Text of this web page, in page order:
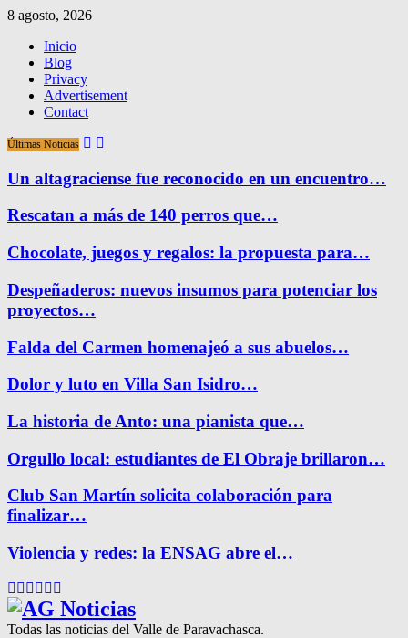
8 agosto, 2026
Inicio
Blog
Privacy
Advertisement
Contact
Últimas Noticias
Un altagraciense fue reconocido en un encuentro…
Rescatan a más de 140 perros que…
Chocolate, juegos y regalos: la propuesta para…
Despeñaderos: nuevos insumos para potenciar los
proyectos…
Falda del Carmen homenajeó a sus abuelos…
Dolor y luto en Villa San Isidro…
La historia de Anto: una pianista que…
Orgullo local: estudiantes de El Obraje brillaron…
Club San Martín solicita colaboración para
finalizar…
Violencia y redes: la ENSAG abre el…
Facebook
Twitter
Instagram
Pinterest
Google
Todas las noticias del Valle de Paravachasca.